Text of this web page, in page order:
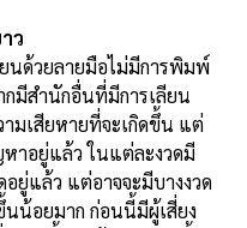
ว
นด้วยลายมือไม่มีการพิมพ์
มีสำนักอื่นที่มีการเลียน
มเสียหายที่จะเกิดขึ้น แต่
าอยู่แล้ว ในแต่ละงวดมี
ยู่แล้ว แต่อาจจะมีบางงวด
น้อยมาก ก่อนนี้มีผู้เสี่ยง